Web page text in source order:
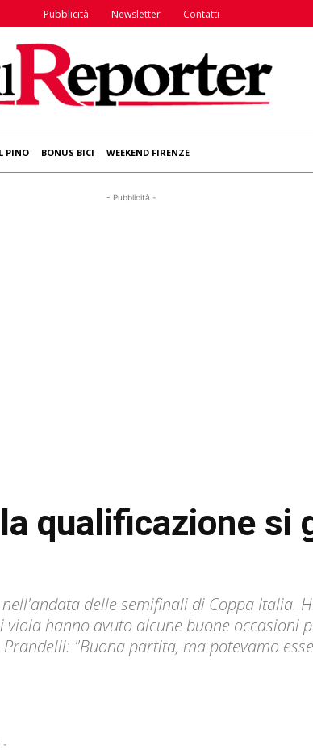
Pubblicità Newsletter Contatti
PINO BONUS BICI WEEKEND FIRENZE
- Pubblicità -
qualificazione si
delle semifinali di Coppa Italia.
hanno avuto alcune buone occasioni
"Buona partita, ma potevamo
-